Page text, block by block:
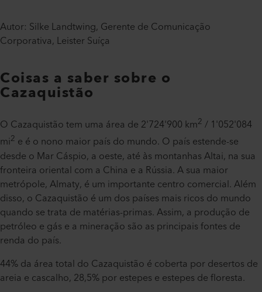
Autor: Silke Landtwing, Gerente de Comunicação
Corporativa, Leister Suíça
Coisas a saber sobre o
Cazaquistão
O Cazaquistão tem uma área de 2'724'900 km2 / 1'052'084
mi2 e é o nono maior país do mundo. O país estende-se
desde o Mar Cáspio, a oeste, até às montanhas Altai, na sua
fronteira oriental com a China e a Rússia. A sua maior
metrópole, Almaty, é um importante centro comercial. Além
disso, o Cazaquistão é um dos países mais ricos do mundo
quando se trata de matérias-primas. Assim, a produção de
petróleo e gás e a mineração são as principais fontes de
renda do país.
44% da área total do Cazaquistão é coberta por desertos de
areia e cascalho, 28,5% por estepes e estepes de floresta.